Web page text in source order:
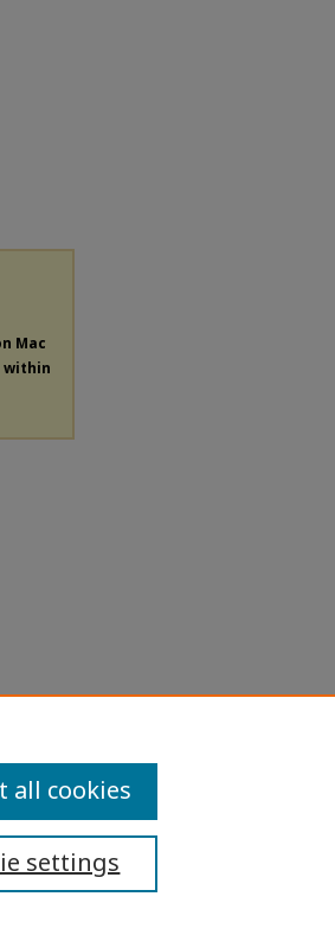
Mac
settings
all cookies